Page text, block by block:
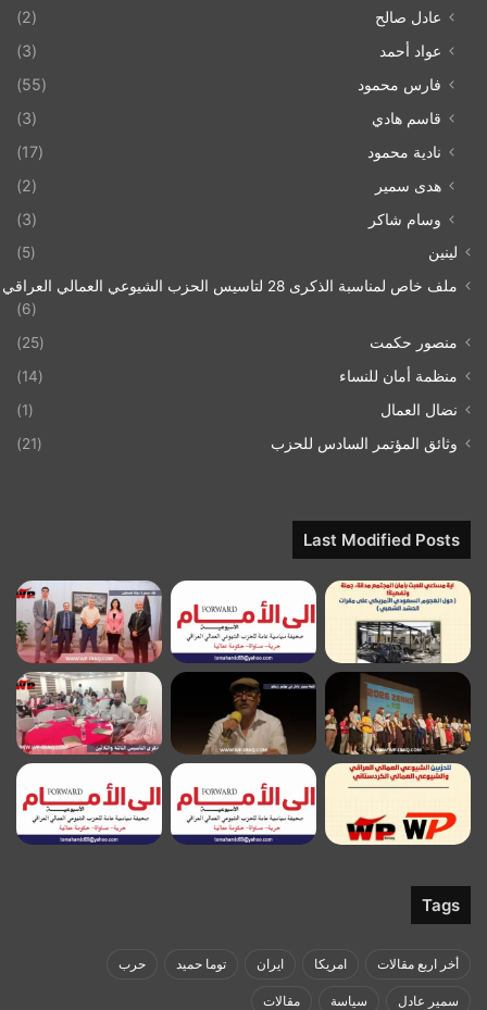
عادل صالح
(2)
عواد أحمد
(3)
فارس محمود
(55)
قاسم هادي
(3)
نادية محمود
(17)
هدى سمير
(2)
وسام شاكر
(3)
لينين
(5)
ملف خاص لمناسبة الذكرى 28 لتاسيس الحزب الشيوعي العمالي العراقي 1993/07/21
(6)
منصور حكمت
(25)
منظمة أمان للنساء
(14)
نضال العمال
(1)
وثائق المؤتمر السادس للحزب
(21)
Last Modified Posts
Tags
أخر اربع مقالات امريكا ايران توما حميد حرب
سمير عادل سياسة مقالات